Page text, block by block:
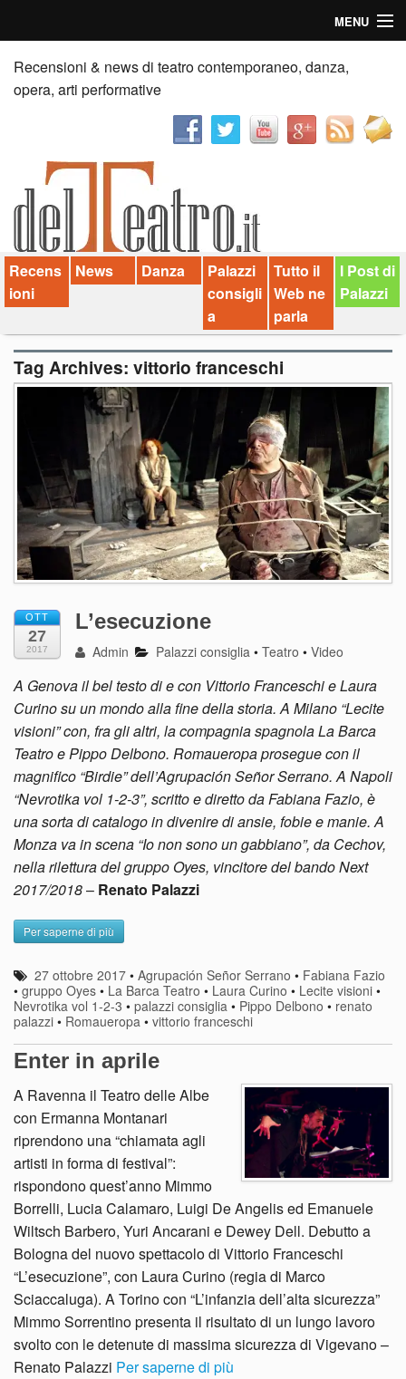
MENU
Home
Recensioni
News
Palazzi consiglia
Video
Chi siamo
Contatti
dT in English
Recensioni & news di teatro contemporaneo, danza,
opera, arti performative
Recens
ioni
News Danza
Palazzi
consigli
a
Tutto il
Web ne
parla
I Post di
Palazzi
Tag Archives: vittorio franceschi
OTT
27
2017
L’esecuzione
Admin Palazzi consiglia •Teatro •Video
A Genova il bel testo di e con Vittorio Franceschi e Laura
Curino su un mondo alla fine della storia. A Milano “Lecite
visioni” con, fra gli altri, la compagnia spagnola La Barca
Teatro e Pippo Delbono. Romaueropa prosegue con il
magnifico “Birdie” dell’Agrupación Señor Serrano. A Napoli
“Nevrotika vol 1-2-3”, scritto e diretto da Fabiana Fazio, è
una sorta di catalogo in divenire di ansie, fobie e manie. A
Monza va in scena “Io non sono un gabbiano”, da Cechov,
nella rilettura del gruppo Oyes, vincitore del bando Next
2017/2018– Renato Palazzi
Per saperne di più
27 ottobre 2017 •Agrupación Señor Serrano • Fabiana Fazio
• gruppo Oyes • La Barca Teatro • Laura Curino • Lecite visioni •
Nevrotika vol 1-2-3 • palazzi consiglia • Pippo Delbono • renato
palazzi • Romaueropa • vittorio franceschi
Enter in aprile
A Ravenna il Teatro delle Albe
con Ermanna Montanari
riprendono una “chiamata agli
artisti in forma di festival”:
rispondono quest’anno Mimmo
Borrelli, Lucia Calamaro, Luigi De Angelis ed Emanuele
Wiltsch Barbero, Yuri Ancarani e Dewey Dell. Debutto a
Bologna del nuovo spettacolo di Vittorio Franceschi
“L’esecuzione”, con Laura Curino (regia di Marco
Sciaccaluga). A Torino con “L’infanzia dell’alta sicurezza”
Mimmo Sorrentino presenta il risultato di un lungo lavoro
svolto con le detenute di massima sicurezza di Vigevano –
Renato Palazzi Per saperne di più